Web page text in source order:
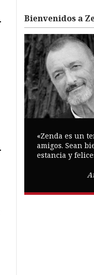
Bienvenidos a
«Zenda es un
amigos. Sean
estancia y